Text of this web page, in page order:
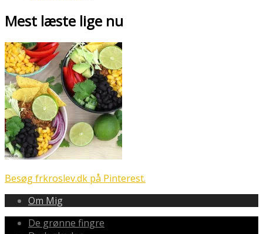
Mest læste lige nu
Besøg frkroslev.dk på Pinterest.
Om Mig
De grønne fingre